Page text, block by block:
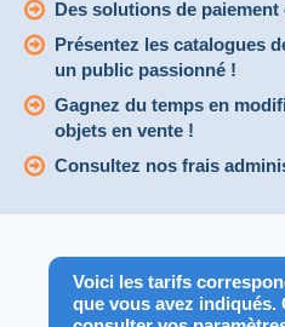
Des solutions de
Présentez les catalogues
un public passionné !
Gagnez du temps en
objets en vente !
Consultez nos frais
Voici les tarifs
que vous avez indiqués.